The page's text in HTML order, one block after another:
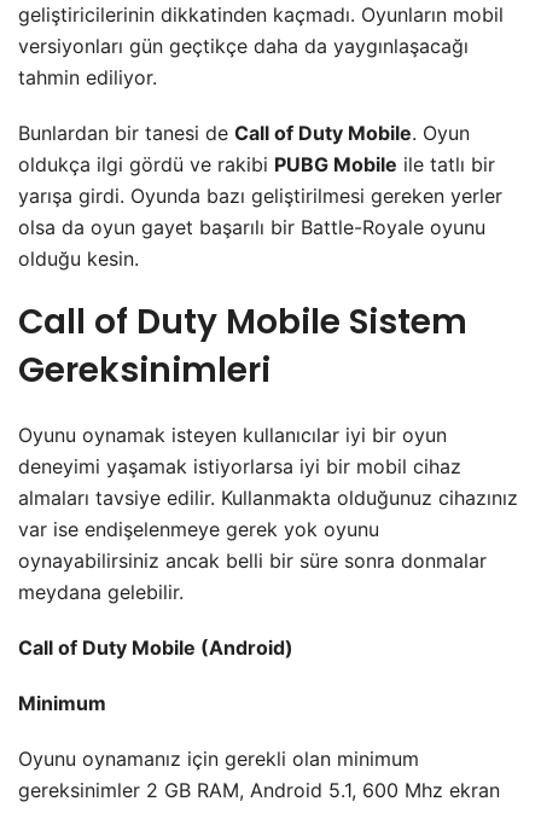
geliştiricilerinin dikkatinden kaçmadı. Oyunların mobil
versiyonları gün geçtikçe daha da yaygınlaşacağı
tahmin ediliyor.
Bunlardan bir tanesi de Call of Duty Mobile. Oyun
oldukça ilgi gördü ve rakibi PUBG Mobile ile tatlı bir
yarışa girdi. Oyunda bazı geliştirilmesi gereken yerler
olsa da oyun gayet başarılı bir Battle-Royale oyunu
olduğu kesin.
Call of Duty Mobile Sistem
Gereksinimleri
Oyunu oynamak isteyen kullanıcılar iyi bir oyun
deneyimi yaşamak istiyorlarsa iyi bir mobil cihaz
almaları tavsiye edilir. Kullanmakta olduğunuz cihazınız
var ise endişelenmeye gerek yok oyunu
oynayabilirsiniz ancak belli bir süre sonra donmalar
meydana gelebilir.
Call of Duty Mobile (Android)
Minimum
Oyunu oynamanız için gerekli olan minimum
gereksinimler 2 GB RAM, Android 5.1, 600 Mhz ekran